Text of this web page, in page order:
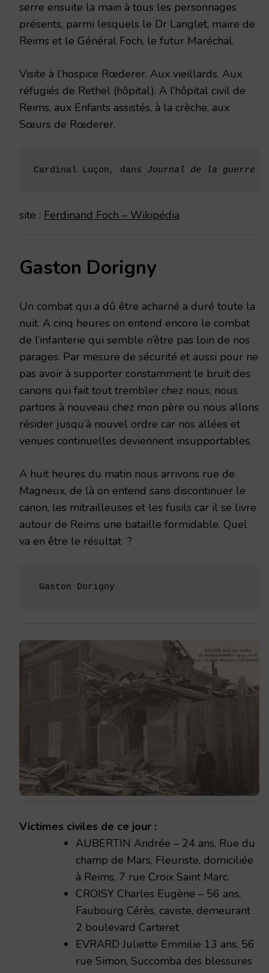
serre ensuite la main à tous les personnages
présents, parmi lesquels le Dr Langlet, maire de
Reims et le Général Foch, le futur Maréchal.
Visite à l’hospice Rœderer. Aux vieillards. Aux
réfugiés de Rethel (hôpital). A l’hôpital civil de
Reims, aux Enfants assistés, à la crèche, aux
Sœurs de Rœderer.
Cardinal Luçon, dans Journal de la guerre
site : Ferdinand Foch – Wikipédia
Gaston Dorigny
Un combat qui a dû être acharné a duré toute la
nuit. A cinq heures on entend encore le combat
de l’infanterie qui semble n’être pas loin de nos
parages. Par mesure de sécurité et aussi pour ne
pas avoir à supporter constamment le bruit des
canons qui fait tout trembler chez nous, nous
partons à nouveau chez mon père ou nous allons
résider jusqu’à nouvel ordre car nos allées et
venues continuelles deviennent insupportables.
A huit heures du matin nous arrivons rue de
Magneux, de là on entend sans discontinuer le
canon, les mitrailleuses et les fusils car il se livre
autour de Reims une bataille formidable. Quel
va en être le résultat ?
Gaston Dorigny
Victimes civiles de ce jour :
AUBERTIN Andrée – 24 ans, Rue du
champ de Mars, Fleuriste, domiciliée
à Reims, 7 rue Croix Saint Marc.
CROISY Charles Eugène – 56 ans,
Faubourg Cérès, caviste, demeurant
2 boulevard Carteret
EVRARD Juliette Emmilie 13 ans, 56
rue Simon, Succomba des blessures